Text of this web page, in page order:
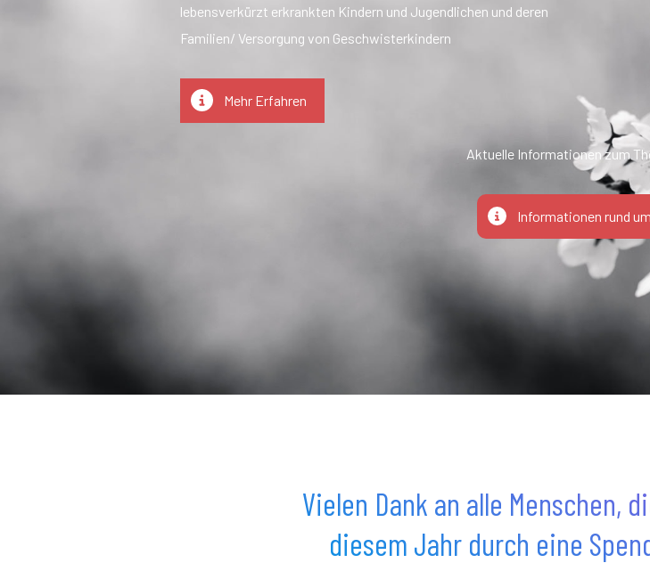
lebensverkürzt erkrankten Kindern und Jugendlichen und deren
Familien/ Versorgung von Geschwisterkindern
Mehr Erfahren
Aktuelle Informationen zum
Informationen rund
Vielen Dank an alle Menschen,
diesem Jahr durch eine